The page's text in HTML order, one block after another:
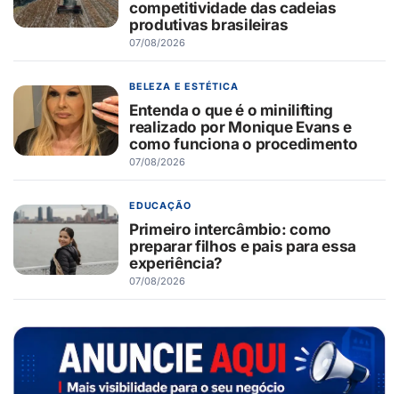
competitividade das cadeias
produtivas brasileiras
07/08/2026
BELEZA E ESTÉTICA
Entenda o que é o minilifting
realizado por Monique Evans e
como funciona o procedimento
07/08/2026
EDUCAÇÃO
Primeiro intercâmbio: como
preparar filhos e pais para essa
experiência?
07/08/2026